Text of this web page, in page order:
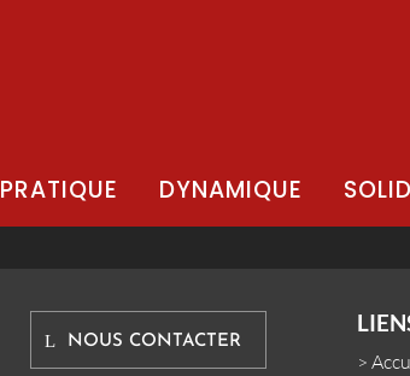
PRATIQUE DYNAMIQUE
NOUS CONTACTER
>